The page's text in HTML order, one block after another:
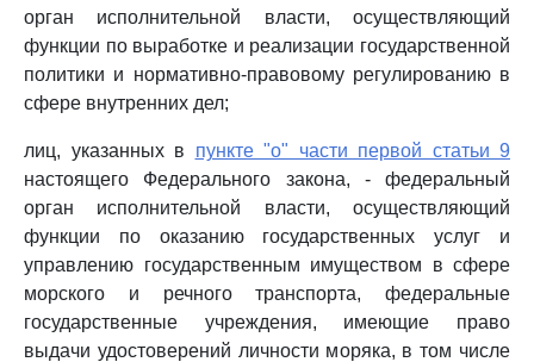
орган исполнительной власти, осуществляющий
функции по выработке и реализации государственной
политики и нормативно-правовому регулированию в
сфере внутренних дел;
лиц, указанных в пункте "о" части первой статьи 9
настоящего Федерального закона, - федеральный
орган исполнительной власти, осуществляющий
функции по оказанию государственных услуг и
управлению государственным имуществом в сфере
морского и речного транспорта, федеральные
государственные учреждения, имеющие право
выдачи удостоверений личности моряка, в том числе